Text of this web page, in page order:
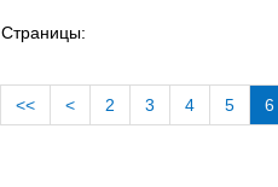
Страницы:
<< < 2 3 4 5 6